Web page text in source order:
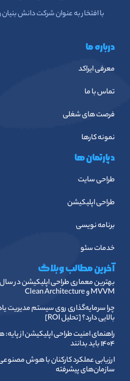
درباره ما
معرفی ایراکد
تماس با ما
فرصت های شغلی
نمونه کارها
دپارتمان ها
طراحی سایت
طراحی اپلیکیشن
برنامه نویسی
خدمات سئو
آخرین مطالب وبلاگ
MVVM و Clean Architecture
بالایی دارد؟ [تحلیل ROI]
راهنمای امنیت طراحی اپلیکیشن از
۱۴۰۴ باید بدانند
سازمان‌های پیشرفته
با افتخار به عنوان شرکت دانش